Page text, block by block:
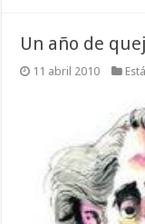
Un año de
11 abril 2010